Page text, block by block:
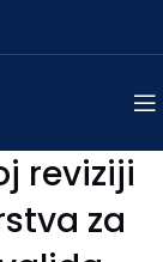
reviziji
za